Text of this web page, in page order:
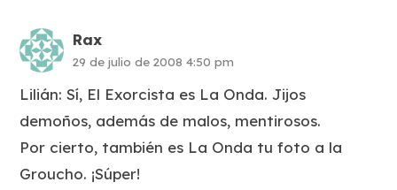
Rax
29 de julio de 2008 4:50 pm
Lilián: Sí, El Exorcista es La Onda. Jijos
demoños, además de malos, mentirosos.
Por cierto, también es La Onda tu foto a la
Groucho. ¡Súper!